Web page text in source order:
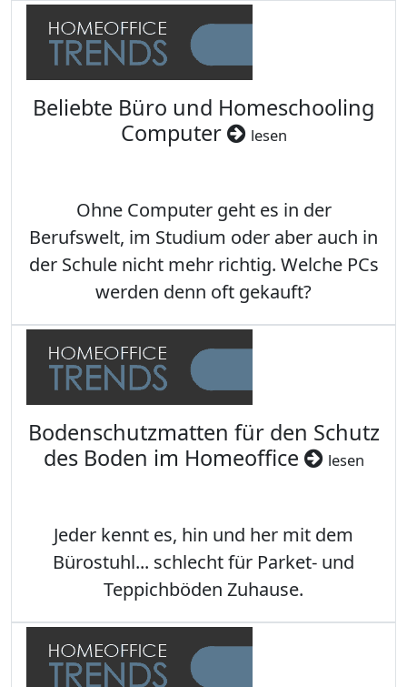
Beliebte Büro und Homeschooling
Computer
lesen
Ohne Computer geht es in der
Berufswelt, im Studium oder aber auch in
der Schule nicht mehr richtig. Welche PCs
werden denn oft gekauft?
Bodenschutzmatten für den Schutz
des Boden im Homeoffice
lesen
Jeder kennt es, hin und her mit dem
Bürostuhl... schlecht für Parket- und
Teppichböden Zuhause.